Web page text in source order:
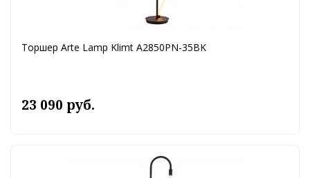
Торшер Arte Lamp Klimt A2850PN-35BK
23 090 руб.